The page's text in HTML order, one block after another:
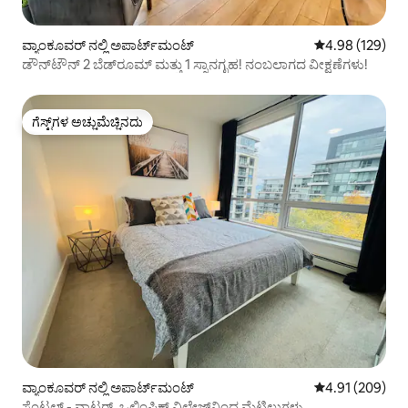
ವ್ಯಾಂಕೂವರ್ ನಲ್ಲಿ ಅಪಾರ್ಟ್‌ಮಂಟ್ 5 ರಲ್ಲಿ 4.98
4.98 (129)
ಡೌನ್‌ಟೌನ್ 2 ಬೆಡ್‌ರೂಮ್ ಮತ್ತು 1 ಸ್ನಾನಗೃಹ! ನಂಬಲಾಗದ ವೀಕ್ಷಣೆಗಳು!
ಗೆಸ್ಟ್‌ಗಳ ಅಚ್ಚುಮೆಚ್ಚಿನದು
ಗೆಸ್ಟ್‌ಗಳ ಅಚ್ಚುಮೆಚ್ಚಿನದು
ವ್ಯಾಂಕೂವರ್ ನಲ್ಲಿ ಅಪಾರ್ಟ್‌ಮಂಟ್ 5 ರಲ್ಲಿ 4.91
4.91 (209)